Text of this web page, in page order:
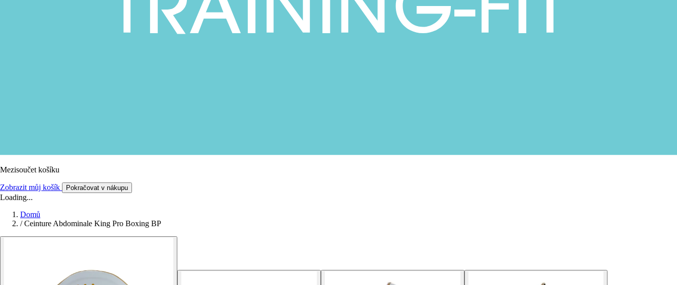
Mezisoučet košíku
Zobrazit můj košík Pokračovat v nákupu
Loading...
Domů
/ Ceinture Abdominale King Pro Boxing BP